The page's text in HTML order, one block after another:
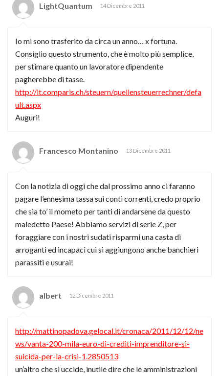
LightQuantum 14 Dicembre 2011
Io mi sono trasferito da circa un anno… x fortuna.
Consiglio questo strumento, che è molto più semplice,
per stimare quanto un lavoratore dipendente
pagherebbe di tasse.
http://it.comparis.ch/steuern/quellensteuerrechner/defa
ult.aspx
Auguri!
Francesco Montanino 13 Dicembre 2011
Con la notizia di oggi che dal prossimo anno ci faranno
pagare l’ennesima tassa sui conti correnti, credo proprio
che sia to’ il mometo per tanti di andarsene da questo
maledetto Paese! Abbiamo servizi di serie Z, per
foraggiare con i nostri sudati risparmi una casta di
arroganti ed incapaci cui si aggiungono anche banchieri
parassiti e usurai!
albert 12 Dicembre 2011
http://mattinopadova.gelocal.it/cronaca/2011/12/12/ne
ws/vanta-200-mila-euro-di-crediti-imprenditore-si-
suicida-per-la-crisi-1.2850513
un’altro che si uccide, inutile dire che le amministrazioni